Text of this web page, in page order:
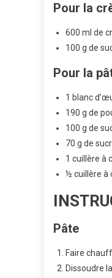
Pour la
600 ml de
100 g de
Pour la
1 blanc
190 g de
100 g de
70 g de
1 cuillère à
½ cuillère à
Pâte
Faire
Dissoudre